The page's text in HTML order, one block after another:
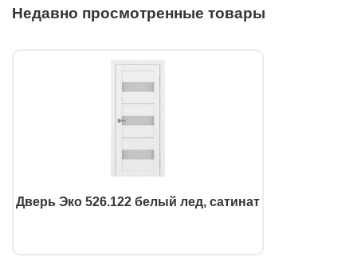
Недавно просмотренные товары
Дверь Эко 526.122 белый лед, сатинат